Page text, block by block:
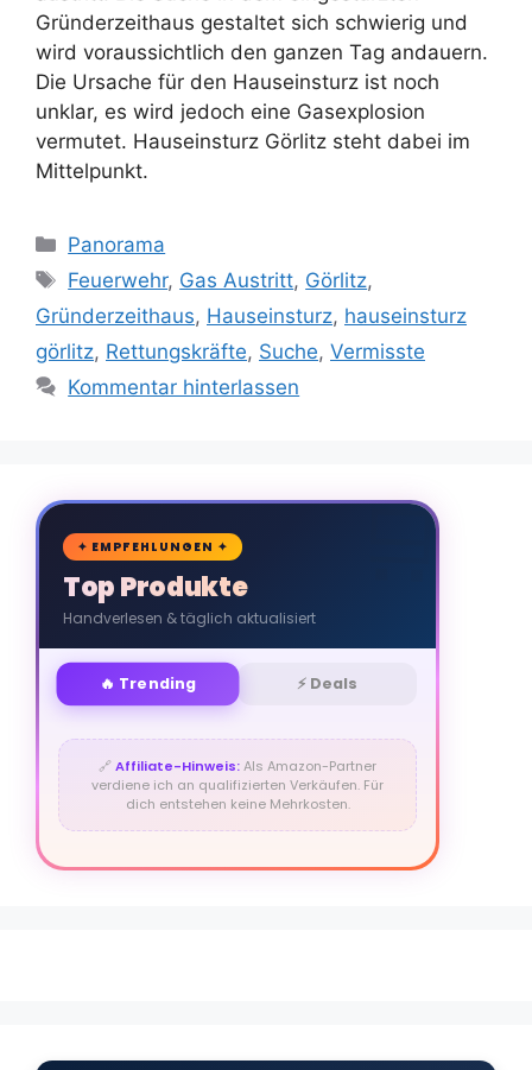
Gründerzeithaus gestaltet sich schwierig und
wird voraussichtlich den ganzen Tag andauern.
Die Ursache für den Hauseinsturz ist noch
unklar, es wird jedoch eine Gasexplosion
vermutet. Hauseinsturz Görlitz steht dabei im
Mittelpunkt.
Kategorien
Panorama
Schlagwörter
Feuerwehr, Gas Austritt, Görlitz,
Gründerzeithaus, Hauseinsturz, hauseinsturz
görlitz, Rettungskräfte, Suche, Vermisste
Kommentar hinterlassen
🛒
✦ EMPFEHLUNGEN ✦
Top Produkte
Handverlesen & täglich aktualisiert
🔥 Trending ⚡ Deals
🔗Affiliate-Hinweis:Als Amazon-Partner
verdiene ich an qualifizierten Verkäufen. Für
dich entstehen keine Mehrkosten.